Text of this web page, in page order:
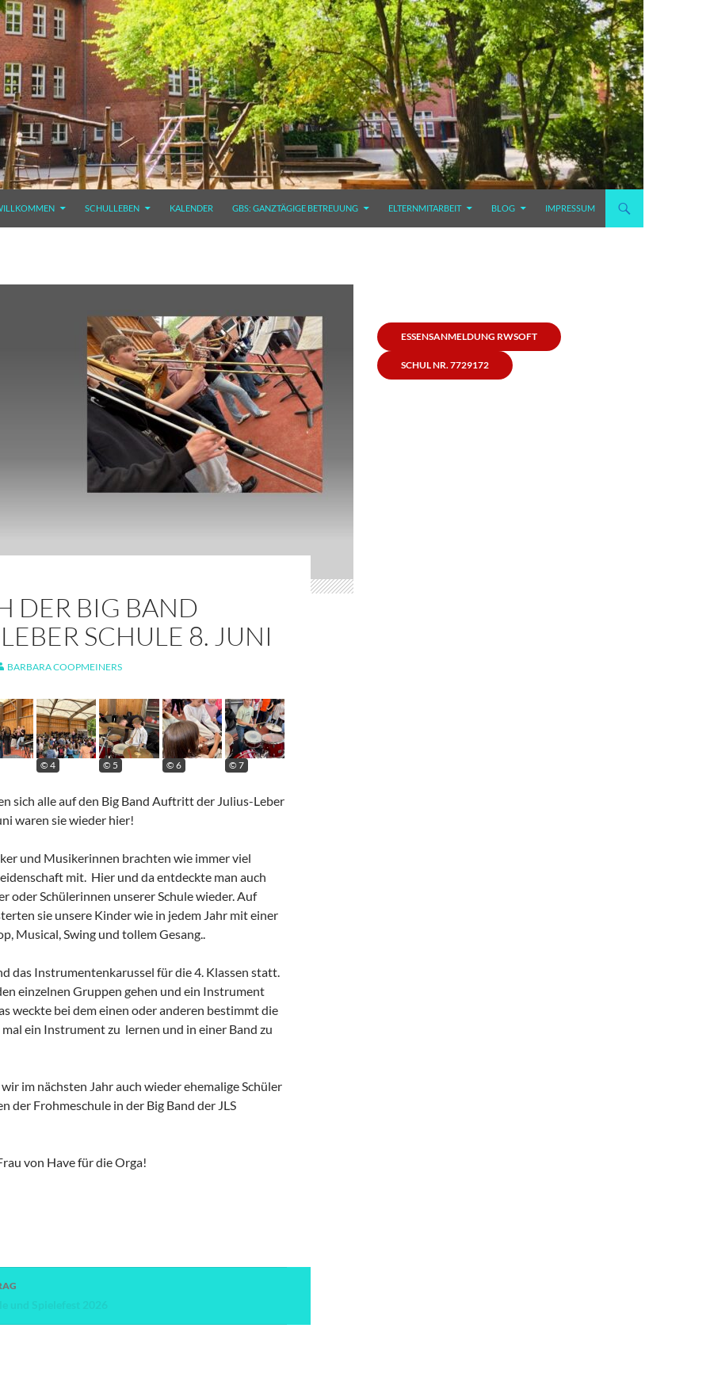
SCHULLEBEN KALENDER GBS: GANZTÄGIGE BETREUUNG ELTERNMITARBEIT BLOG IMPRESSUM
DER BIG BAND
SCHULE 8. JUNI
BARBARA COOPMEINERS
© 4 © 5 © 6 © 7
sich alle auf den Big Band Auftritt der Julius-Leber
waren sie wieder hier!
und Musikerinnen brachten wie immer viel
mit. Hier und da entdeckte man auch
oder Schülerinnen unserer Schule wieder. Auf
sie unsere Kinder wie in jedem Jahr mit einer
Musical, Swing und tollem Gesang..
das Instrumentenkarussel für die 4. Klassen statt.
einzelnen Gruppen gehen und ein Instrument
weckte bei dem einen oder anderen bestimmt die
ein Instrument zu lernen und in einer Band zu
im nächsten Jahr auch wieder ehemalige Schüler
der Frohmeschule in der Big Band der JLS
von Have für die Orga!
ESSENSANMELDUNG RWSOFT
SCHUL NR. 7729172